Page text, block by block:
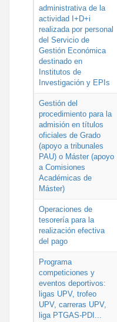
administrativa de la
actividad I+D+i
realizada por personal
del Servicio de
Gestión Económica
destinado en
Institutos de
Investigación y EPIs
Gestión del
procedimiento para la
admisión en títulos
oficiales de Grado
(apoyo a tribunales
PAU) o Máster (apoyo
a Comisiones
Académicas de
Máster)
Operaciones de
tesorería para la
realización efectiva
del pago
Programa
competiciones y
eventos deportivos:
ligas UPV, trofeo
UPV, carreras UPV,
liga PTGAS-PDI...